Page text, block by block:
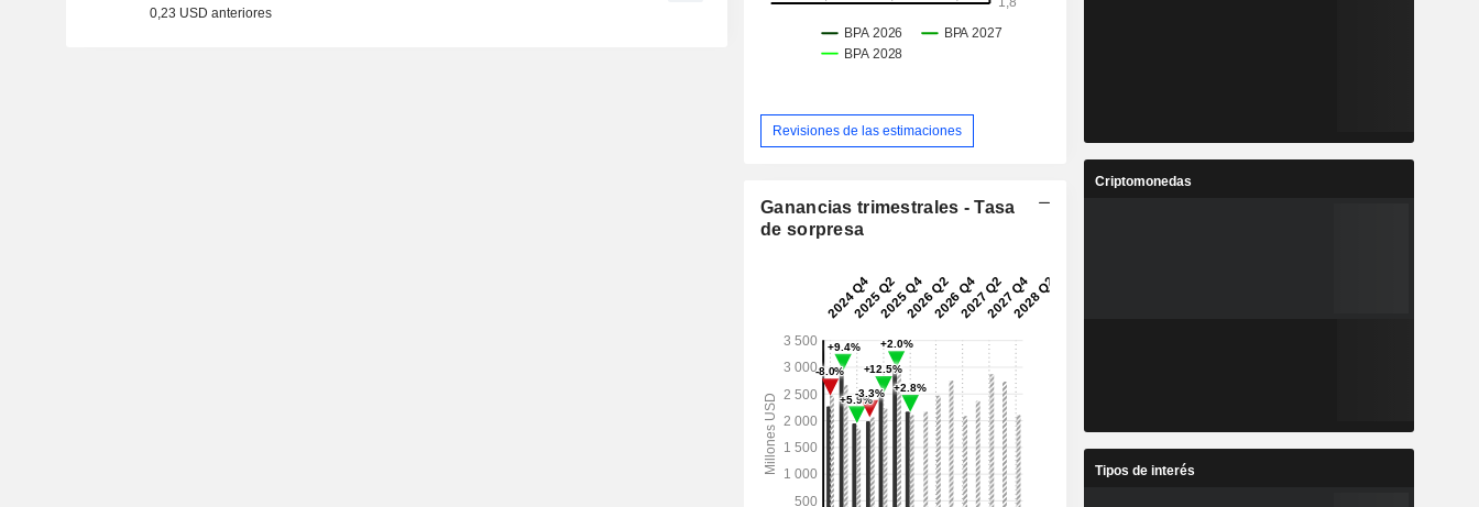
0,23 USD anteriores
Revisiones de las estimaciones
Ganancias trimestrales - Tasa
de sorpresa
Criptomonedas
Tipos de interés